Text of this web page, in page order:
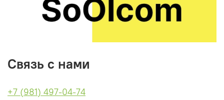
Связь с нами
+7 (981) 497-04-74